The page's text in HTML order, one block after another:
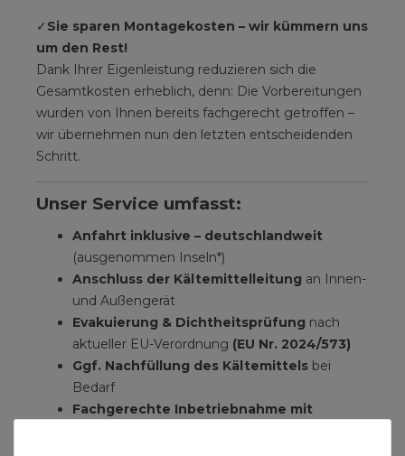
✓ Sie sparen Montagekosten – wir kümmern uns
um den Rest!
Dank Ihrer Eigenleistung reduzieren sich die
Gesamtkosten erheblich, denn: Die Vorbereitungen
wurden von Ihnen bereits fachgerecht getroffen –
wir übernehmen nun den letzten entscheidenden
Schritt.
Unser Service umfasst:
Anfahrt inklusive – deutschlandweit
(ausgenommen Inseln*)
Anschluss der Kältemittelleitung an Innen-
und Außengerät
Evakuierung & Dichtheitsprüfung nach
aktueller EU-Verordnung (EU Nr. 2024/573)
Ggf. Nachfüllung des Kältemittels bei
Bedarf
Fachgerechte Inbetriebnahme mit